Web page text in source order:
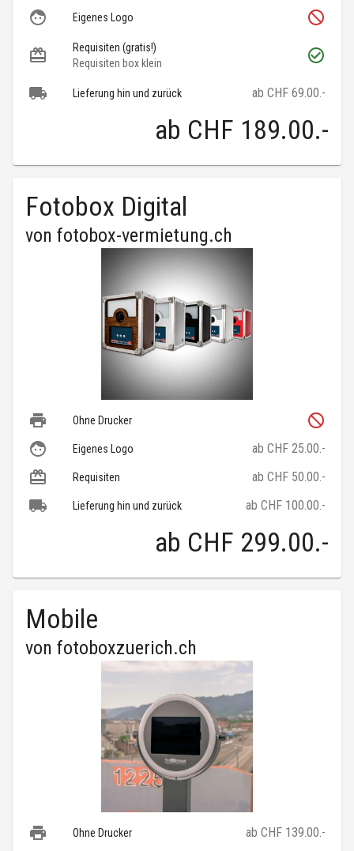
Eigenes Logo
Requisiten (gratis!)
Requisiten box klein
Lieferung hin und zurück ab CHF 69.00.-
ab CHF 189.00.-
Fotobox Digital
von fotobox-vermietung.ch
Ohne Drucker
Eigenes Logo ab CHF 25.00.-
Requisiten ab CHF 50.00.-
Lieferung hin und zurück ab CHF 100.00.-
ab CHF 299.00.-
Mobile
von fotoboxzuerich.ch
Ohne Drucker ab CHF 139.00.-